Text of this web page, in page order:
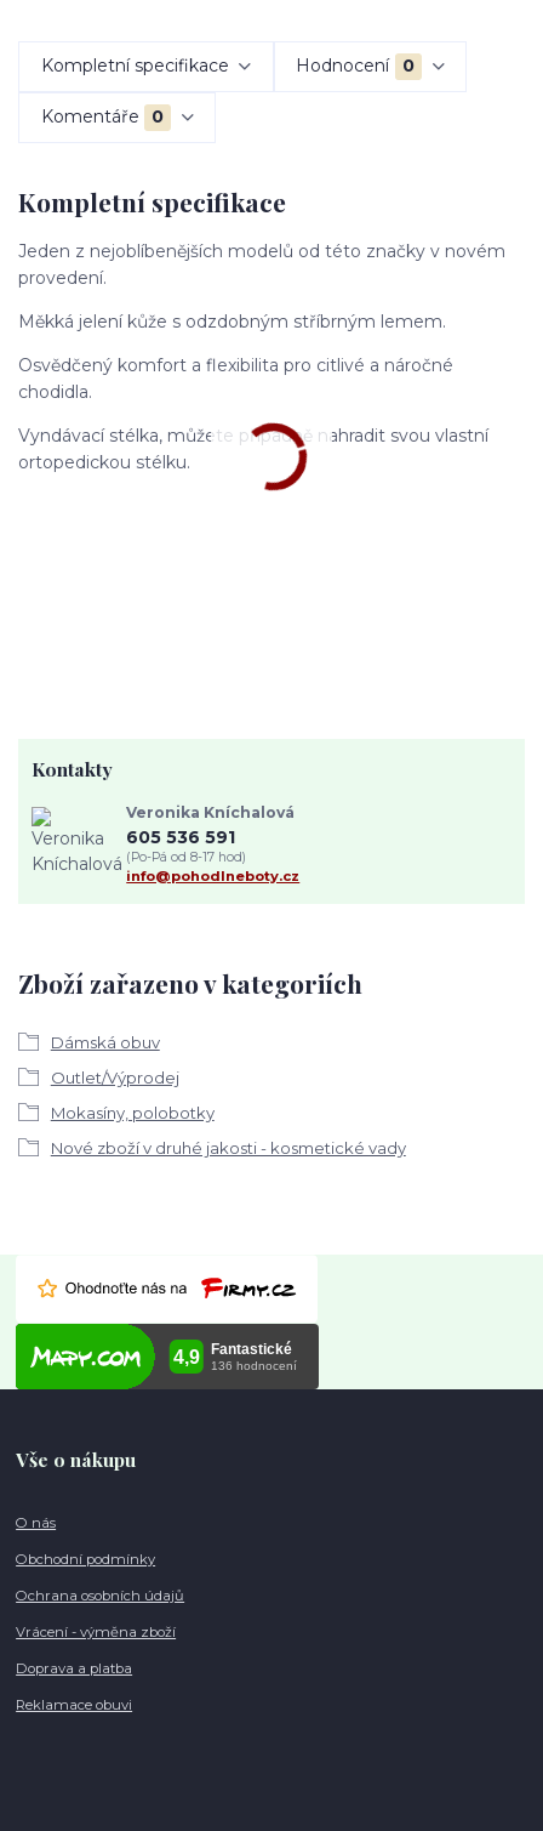
Kompletní specifikace Hodnocení 0
Komentáře 0
Kompletní specifikace
Jeden z nejoblíbenějších modelů od této značky v novém
provedení.
Měkká jelení kůže s odzdobným stříbrným lemem.
Osvědčený komfort a flexibilita pro citlivé a náročné
chodidla.
Vyndávací stélka, můžete případně nahradit svou vlastní
ortopedickou stélku.
Zboží zařazeno v kategoriích
Dámská obuv
Outlet/Výprodej
Mokasíny, polobotky
Nové zboží v druhé jakosti - kosmetické vady
Kontakty
Veronika Kníchalová
605 536 591
(Po-Pá od 8-17 hod)
info@pohodlneboty.cz
Vše o nákupu
O nás
Obchodní podmínky
Ochrana osobních údajů
Vrácení - výměna zboží
Doprava a platba
Reklamace obuvi